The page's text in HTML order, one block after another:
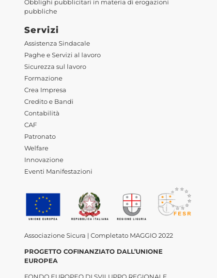
Obblighi pubblicitari in materia di erogazioni
pubbliche
Servizi
Assistenza Sindacale
Paghe e Servizi al lavoro
Sicurezza sul lavoro
Formazione
Crea Impresa
Credito e Bandi
Contabilità
CAF
Patronato
Welfare
Innovazione
Eventi Manifestazioni
Associazione Sicura | Completato MAGGIO 2022
PROGETTO COFINANZIATO DALL’UNIONE
EUROPEA